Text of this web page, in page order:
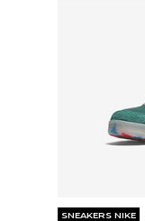
SNEAKERS NIKE